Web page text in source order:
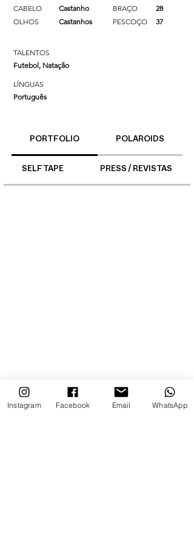
CABELO
Castanho
OLHOS
Castanhos
BRAÇO
28
PESCOÇO
37
TALENTOS
Futebol, Natação
LÍNGUAS
Português
PORTFOLIO POLAROIDS
SELF TAPE PRESS / REVISTAS
Instagram Facebook Email WhatsApp